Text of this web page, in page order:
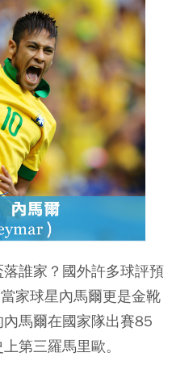
誰家？國外許多球評預
家球星內馬爾更是金靴
馬爾在國家隊出賽85
第三羅馬里歐。